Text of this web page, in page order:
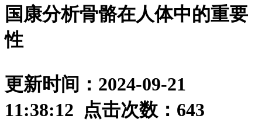
国康分析骨骼在人体中的重要
性
更新时间：2024-09-21
11:38:12 点击次数： 643